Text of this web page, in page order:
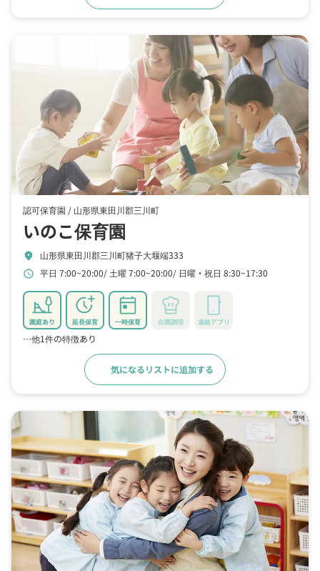
認可保育園 / 山形県東田川郡三川町
いのこ保育園
location_on 山形県東田川郡三川町猪子大堰端333
schedule 平日 7:00~20:00 土曜 7:00~20:00 日曜・祝日 8:30~17:30
園庭あり 延長保育 一時保育 自園調理 連絡アプリ
…他1件の特徴あり
気になるリストに追加する